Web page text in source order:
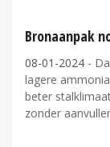
Bronaanpak
08-01-2024 -
lagere
beter
zonder